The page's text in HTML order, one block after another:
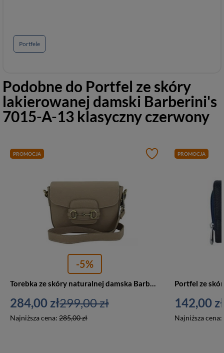
Portfele
Podobne do Portfel ze skóry
lakierowanej damski Barberini's
7015-A-13 klasyczny czerwony
PROMOCJA
-5%
Torebka ze skóry naturalnej damska Barberini's 968-2 listonoszka mała beżowa
284,00 zł
Najniższa cena: 285,00 zł
299,00 zł
PROMOCJA
142,00 zł
Najniższa cena: